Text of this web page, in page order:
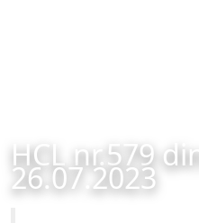
HCL nr.579
26.07.2023